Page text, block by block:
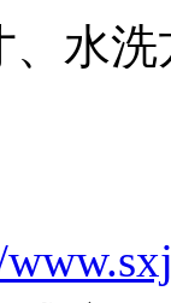
水